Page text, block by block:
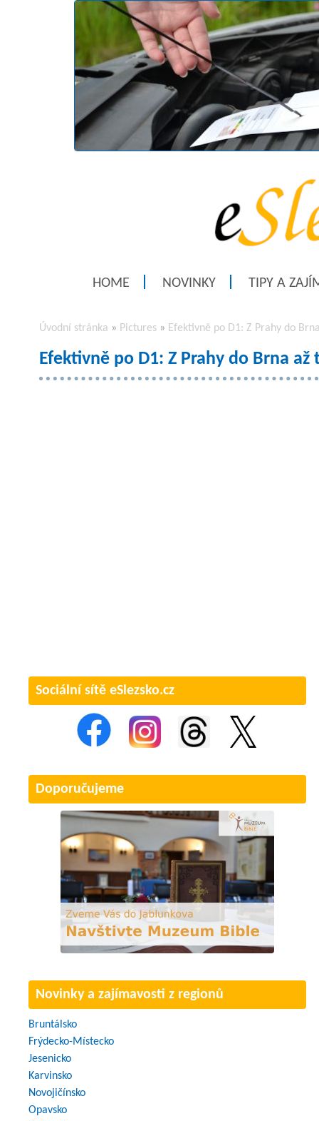
HOME NOVINKY TIPY A
Úvodní stránka » Pictures » Efektivně po D1: Z Prahy do
Efektivně po D1: Z Prahy do Brna
Sociální sítě eSlezsko.cz
Doporučujeme
Novinky a zajímavosti z regionů
Bruntálsko
Frýdecko-Místecko
Jesenicko
Karvinsko
Novojičínsko
Opavsko